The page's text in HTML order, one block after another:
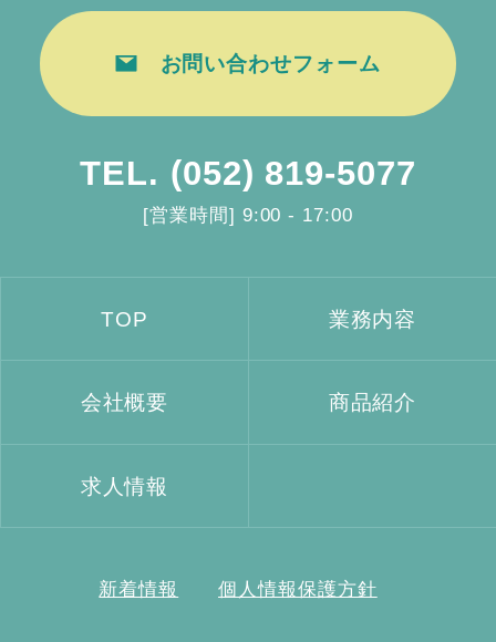
お問い合わせフォーム
TEL. (052) 819-5077
[営業時間] 9:00 - 17:00
TOP 業務内容
会社概要 商品紹介
求人情報
新着情報 個人情報保護方針